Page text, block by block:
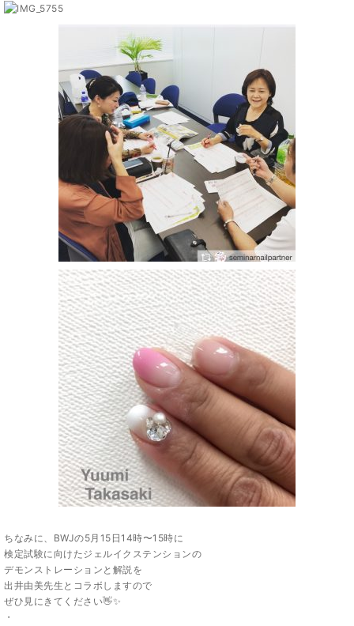
ちなみに、BWJの5月15日14時〜15時に
検定試験に向けたジェルイクステンションの
デモンストレーションと解説を
出井由美先生とコラボしますので
ぜひ見にきてください👋✨
・